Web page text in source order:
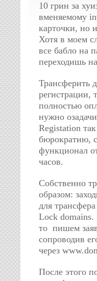
10 грин за
вменяемому
карточки, но
Хотя в моем
все бабло на
переходишь
Трансферить
регистрации,
полностью
нужно
Registation
бюрократию,
функционал
часов.
Собственно
образом:
для
Lock domains.
то пишем
сопроводив
через
После этого